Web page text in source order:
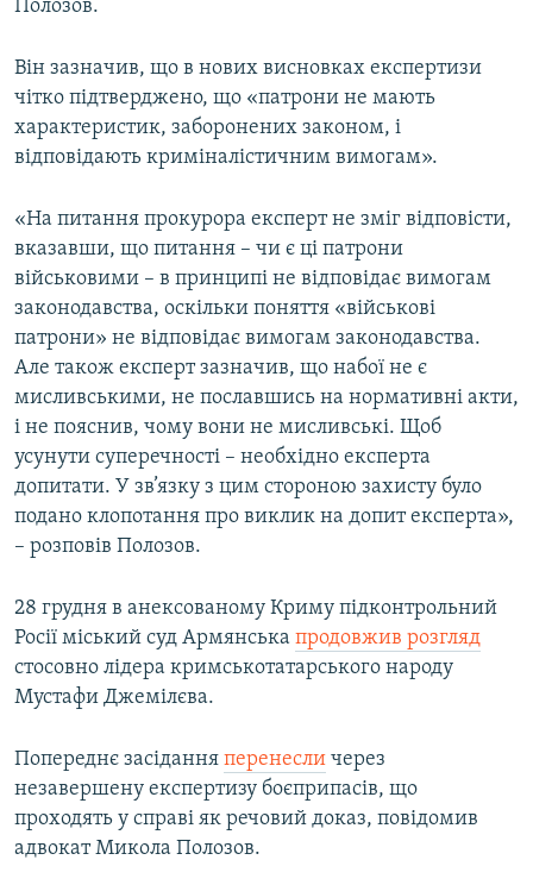
Полозов.
Він зазначив, що в нових висновках експертизи
чітко підтверджено, що «патрони не мають
характеристик, заборонених законом, і
відповідають криміналістичним вимогам».
«На питання прокурора експерт не зміг відповісти,
вказавши, що питання – чи є ці патрони
військовими – в принципі не відповідає вимогам
законодавства, оскільки поняття «військові
патрони» не відповідає вимогам законодавства.
Але також експерт зазначив, що набої не є
мисливськими, не пославшись на нормативні акти,
і не пояснив, чому вони не мисливські. Щоб
усунути суперечності – необхідно експерта
допитати. У зв’язку з цим стороною захисту було
подано клопотання про виклик на допит експерта»,
– розповів Полозов.
28 грудня в анексованому Криму підконтрольний
Росії міський суд Армянська продовжив розгляд
стосовно лідера кримськотатарського народу
Мустафи Джемілєва.
Попереднє засідання перенесли через
незавершену експертизу боєприпасів, що
проходять у справі як речовий доказ, повідомив
адвокат Микола Полозов.